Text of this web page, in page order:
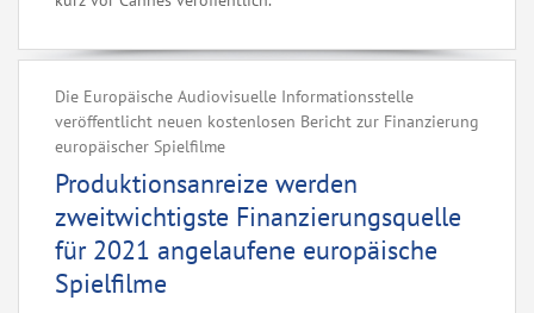
Die Europäische Audiovisuelle Informationsstelle
veröffentlicht neuen kostenlosen Bericht zur Finanzierung
europäischer Spielfilme
Produktionsanreize werden
zweitwichtigste Finanzierungsquelle
für 2021 angelaufene europäische
Spielfilme